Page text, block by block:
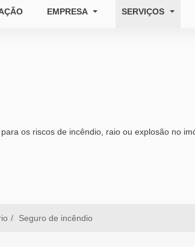
EMPRESA SERVIÇOS
os riscos de incêndio, raio ou explosão no
Seguro de incêndio